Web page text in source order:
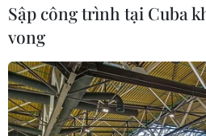
TIN CÙNG CHUYÊN MỤC
Nga thoái vốn nhà nước khỏi
Quốc tế Sheremetyevo
07/08/2026 00:22
Sập công trình tại Cuba
vong